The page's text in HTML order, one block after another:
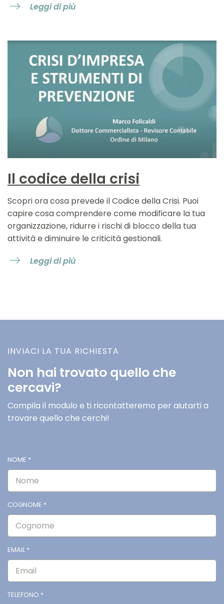
Leggi di più
Il codice della crisi
Scopri ora cosa prevede il Codice della Crisi. Puoi
capire cosa comprendere come modificare la tua
organizzazione, ridurre i rischi di blocco della tua
attività e diminuire le criticità gestionali.
Leggi di più
INVIACI LA TUA RICHIESTA
Non hai trovato quello che
cercavi?
Compila il modulo e ti ricontatteremo per aiutarti a
trovare quello che cerchi!
NOME *
COGNOME *
EMAIL *
TELEFONO *